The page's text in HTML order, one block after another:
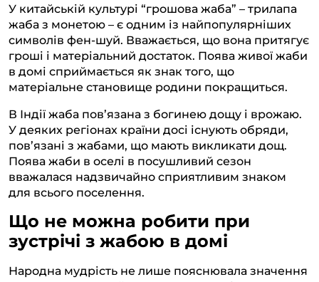
У китайській культурі “грошова жаба” – трилапа
жаба з монетою – є одним із найпопулярніших
символів фен-шуй. Вважається, що вона притягує
гроші і матеріальний достаток. Поява живої жаби
в домі сприймається як знак того, що
матеріальне становище родини покращиться.
В Індії жаба пов’язана з богинею дощу і врожаю.
У деяких регіонах країни досі існують обряди,
пов’язані з жабами, що мають викликати дощ.
Поява жаби в оселі в посушливий сезон
вважалася надзвичайно сприятливим знаком
для всього поселення.
Що не можна робити при
зустрічі з жабою в домі
Народна мудрість не лише пояснювала значення